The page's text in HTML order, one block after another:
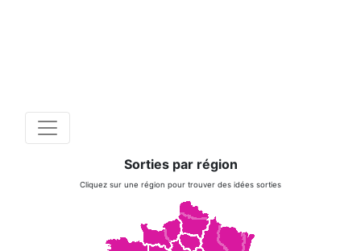
Sorties par région
Cliquez sur une région pour trouver des idées sorties